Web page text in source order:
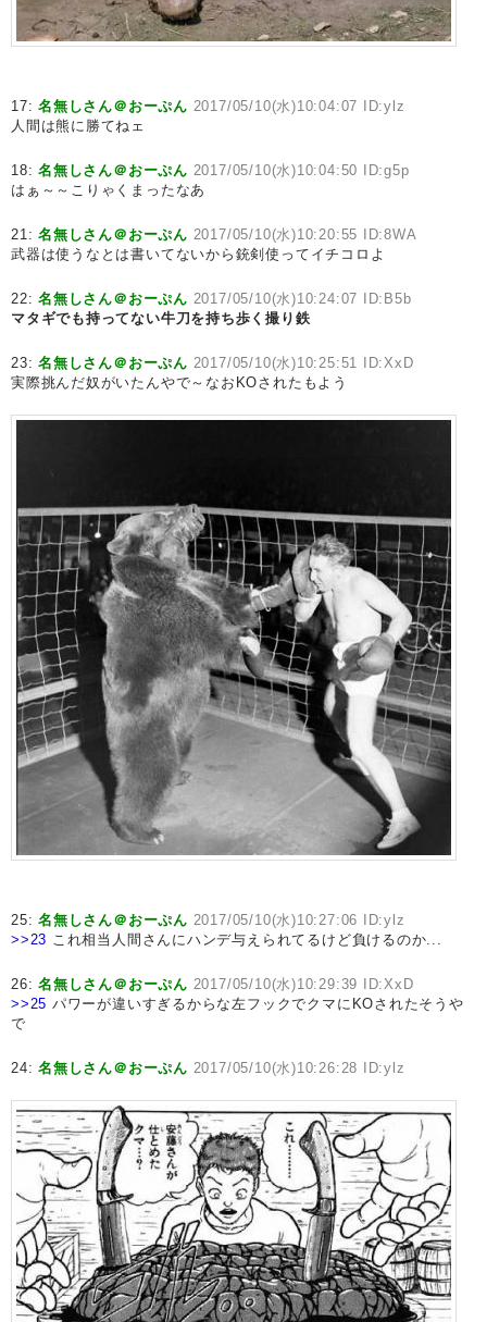
17:名無しさん＠おーぷん 2017/05/10(水)10:04:07 ID:ylz
人間は熊に勝てねェ
18:名無しさん＠おーぷん 2017/05/10(水)10:04:50 ID:g5p
はぁ～～こりゃくまったなあ
21:名無しさん＠おーぷん 2017/05/10(水)10:20:55 ID:8WA
武器は使うなとは書いてないから銃剣使ってイチコロよ
22:名無しさん＠おーぷん 2017/05/10(水)10:24:07 ID:B5b
マタギでも持ってない牛刀を持ち歩く撮り鉄
23:名無しさん＠おーぷん 2017/05/10(水)10:25:51 ID:XxD
実際挑んだ奴がいたんやで～なおKOされたもよう
25:名無しさん＠おーぷん 2017/05/10(水)10:27:06 ID:ylz
>>23 これ相当人間さんにハンデ与えられてるけど負けるのか...
26:名無しさん＠おーぷん 2017/05/10(水)10:29:39 ID:XxD
>>25 パワーが違いすぎるからな左フックでクマにKOされたそうや
で
24:名無しさん＠おーぷん 2017/05/10(水)10:26:28 ID:ylz